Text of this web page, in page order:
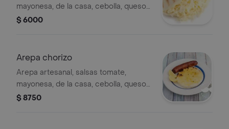
mayonesa, de la casa, cebolla, queso
costeño, ripio
$ 6000
Arepa chorizo
Arepa artesanal, salsas tomate,
mayonesa, de la casa, cebolla, queso
costeño, chorizo artesanal, ripio
$ 8750